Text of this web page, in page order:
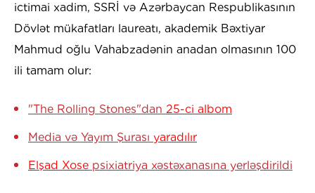
ictimai xadim, SSRİ və Azərbaycan Respublikasının
Dövlət mükafatları laureatı, akademik Bəxtiyar
Mahmud oğlu Vahabzadənin anadan olmasının 100
ili tamam olur:
"The Rolling Stones"dan 25-ci albom
Media və Yayım Şurası yaradılır
Elşad Xose psixiatriya xəstəxanasına yerləşdirildi